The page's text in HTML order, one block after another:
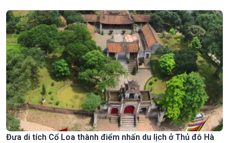
Đưa di tích Cổ Loa thành điểm nhấn du lịch ở Thủ đô Hà